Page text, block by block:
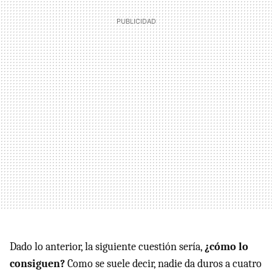
Dado lo anterior, la siguiente cuestión sería, ¿cómo lo
consiguen?Como se suele decir, nadie da duros a cuatro